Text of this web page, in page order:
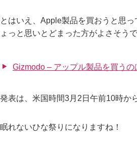
とはいえ、Apple製品を買おうと思
ょっと思いとどまった方がよさそうで
Gizmodo – アップル製品を買う
発表は、米国時間3月2日午前10時か
眠れないひな祭りになりますね！